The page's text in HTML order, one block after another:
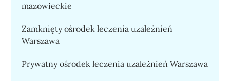
mazowieckie
Zamknięty ośrodek leczenia uzależnień
Warszawa
Prywatny ośrodek leczenia uzależnień Warszawa